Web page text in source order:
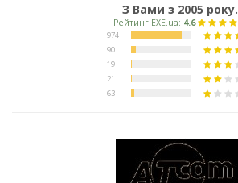
З Вами з 2005 року.